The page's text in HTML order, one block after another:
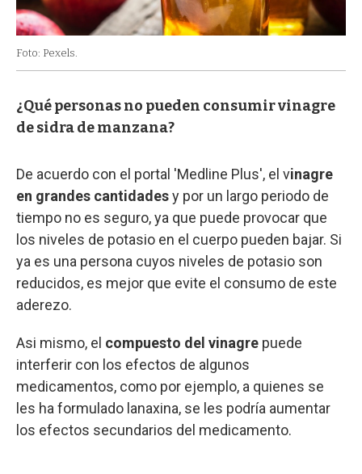
Foto: Pexels.
¿Qué personas no pueden consumir vinagre
de sidra de manzana?
De acuerdo con el portal 'Medline Plus', el vinagre
en grandes cantidadesy por un largo periodo de
tiempo no es seguro, ya que puede provocar que
los niveles de potasio en el cuerpo pueden bajar. Si
ya es una persona cuyos niveles de potasio son
reducidos, es mejor que evite el consumo de este
aderezo.
Asi mismo, el compuesto del vinagre puede
interferir con los efectos de algunos
medicamentos, como por ejemplo, a quienes se
les ha formulado lanaxina, se les podría aumentar
los efectos secundarios del medicamento.